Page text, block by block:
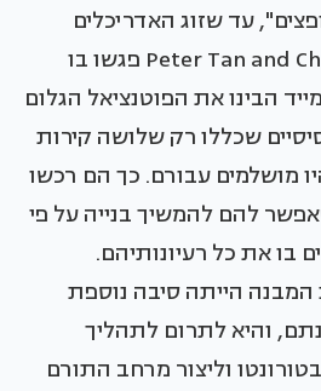
עד שזוג האדריכלים
Peter Tan and Christine Ho Ping Kong פגשו בו
בשנת 2001 ומייד הבינו את הפוטנציאל הגלום
שכללו רק שלושה קירות
מושלמים עבורם. כך הם רכשו
להם להמשיך בנייה על פי
בו את כל רעיונותיהם.
הייתה סיבה נוספת
והיא לתרום לתהליך
וליצור מרחב התורם